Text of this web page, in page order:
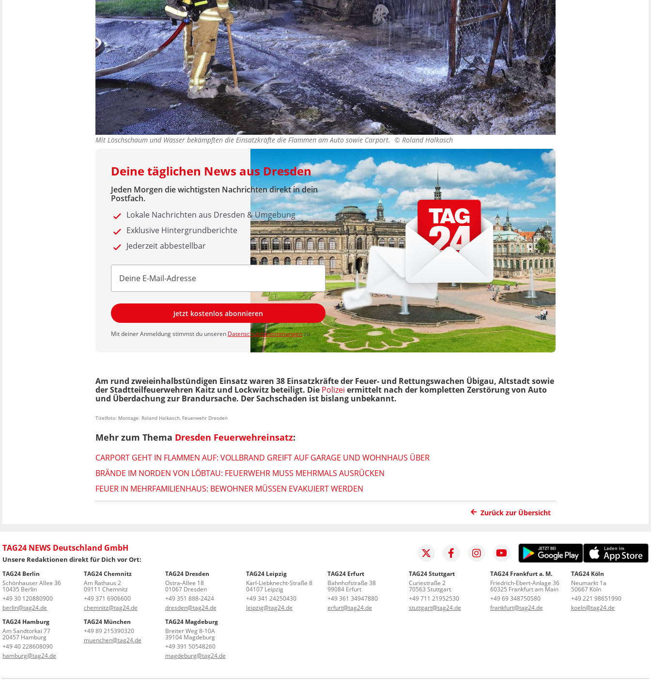
Mit Löschschaum und Wasser bekämpften die Einsatzkräfte die Flammen am Auto sowie Carport. © Roland Halkasch
Deine täglichen News aus Dresden
Jeden Morgen die wichtigsten Nachrichten direkt in dein
Postfach.
Lokale Nachrichten aus Dresden & Umgebung
Exklusive Hintergrundberichte
Jederzeit abbestellbar
Jetzt kostenlos abonnieren
Mit deiner Anmeldung stimmst du unseren Datenschutzbestimmungenzu.
Am rund zweieinhalbstündigen Einsatz waren 38 Einsatzkräfte der Feuer- und Rettungswachen Übigau, Altstadt sowie
der Stadtteilfeuerwehren Kaitz und Lockwitz beteiligt. Die Polizei ermittelt nach der kompletten Zerstörung von Auto
und Überdachung zur Brandursache. Der Sachschaden ist bislang unbekannt.
Titelfoto: Montage: Roland Halkasch, Feuerwehr Dresden
Mehr zum Thema Dresden Feuerwehreinsatz:
CARPORT GEHT IN FLAMMEN AUF: VOLLBRAND GREIFT AUF GARAGE UND WOHNHAUS ÜBER
BRÄNDE IM NORDEN VON LÖBTAU: FEUERWEHR MUSS MEHRMALS AUSRÜCKEN
FEUER IN MEHRFAMILIENHAUS: BEWOHNER MÜSSEN EVAKUIERT WERDEN
Zurück zur Übersicht
TAG24 NEWS Deutschland GmbH
Unsere Redaktionen direkt für Dich vor Ort:
TAG24 Berlin
Schönhauser Allee 36
10435 Berlin
+49 30 120880900
berlin@tag24.de
TAG24 Chemnitz
Am Rathaus 2
09111 Chemnitz
+49 371 6906600
chemnitz@tag24.de
TAG24 Dresden
Ostra-Allee 18
01067 Dresden
+49 351 888-2424
dresden@tag24.de
TAG24 Leipzig
Karl-Liebknecht-Straße 8
04107 Leipzig
+49 341 24250430
leipzig@tag24.de
TAG24 Erfurt
Bahnhofstraße 38
99084 Erfurt
+49 361 34947880
erfurt@tag24.de
TAG24 Stuttgart
Curiestraße 2
70563 Stuttgart
+49 711 21952530
stuttgart@tag24.de
TAG24 Frankfurt a. M.
Friedrich-Ebert-Anlage 36
60325 Frankfurt am Main
+49 69 348750580
frankfurt@tag24.de
TAG24 Köln
Neumarkt 1a
50667 Köln
+49 221 98651990
koeln@tag24.de
TAG24 Hamburg
Am Sandtorkai 77
20457 Hamburg
+49 40 228608090
hamburg@tag24.de
TAG24 München
+49 89 215390320
muenchen@tag24.de
TAG24 Magdeburg
Breiter Weg 8-10A
39104 Magdeburg
+49 391 50548260
magdeburg@tag24.de